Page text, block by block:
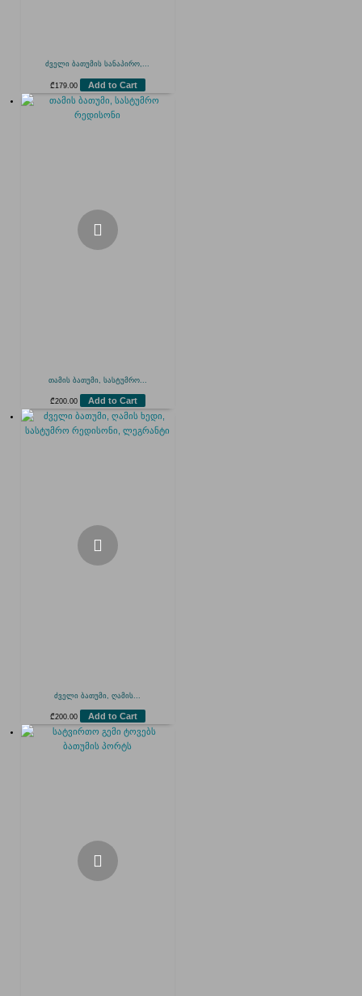
ძველი ბათუმის სანაპირო,...
₾ 179.00 Add to Cart
თამის ბათუმი, სასტუმრო...
₾200.00 Add to Cart
ძველი ბათუმი, ღამის...
₾200.00 Add to Cart